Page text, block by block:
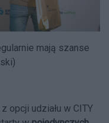
mają szanse
opcji udziału w CITY